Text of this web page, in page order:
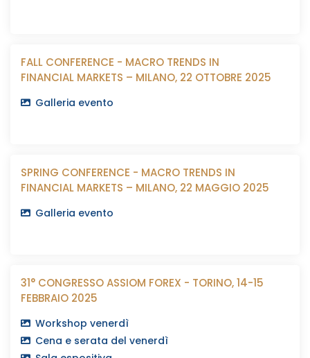
FALL CONFERENCE - MACRO TRENDS IN
FINANCIAL MARKETS – MILANO, 22 OTTOBRE 2025
Galleria evento
SPRING CONFERENCE - MACRO TRENDS IN
FINANCIAL MARKETS – MILANO, 22 MAGGIO 2025
Galleria evento
31° CONGRESSO ASSIOM FOREX - TORINO, 14-15
FEBBRAIO 2025
Workshop venerdì
Cena e serata del venerdì